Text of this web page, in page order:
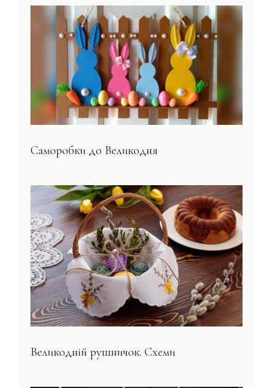
Саморобки до Великодня
Великодній рушничок. Схеми